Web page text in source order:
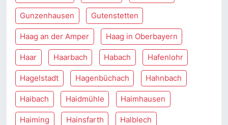
Gunzenhausen Gutenstetten
Haag an der Amper Haag in Oberbayern
Haar Haarbach Habach Hafenlohr
Hagelstadt Hagenbüchach Hahnbach
Haibach Haidmühle Haimhausen
Haiming Hainsfarth Halblech